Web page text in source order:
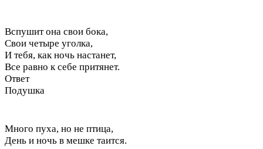
Вспушит она свои бока,
Свои четыре уголка,
И тебя, как ночь настанет,
Все равно к себе притянет.
Ответ
Подушка
Много пуха, но не птица,
День и ночь в мешке таится.